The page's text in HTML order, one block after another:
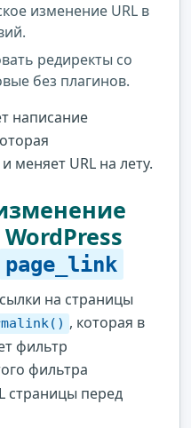
изменение URL в
редиректы со
без плагинов.
написание
меняет URL на лету.
page_link
на страницы
, которая в
фильтр
фильтра
страницы перед